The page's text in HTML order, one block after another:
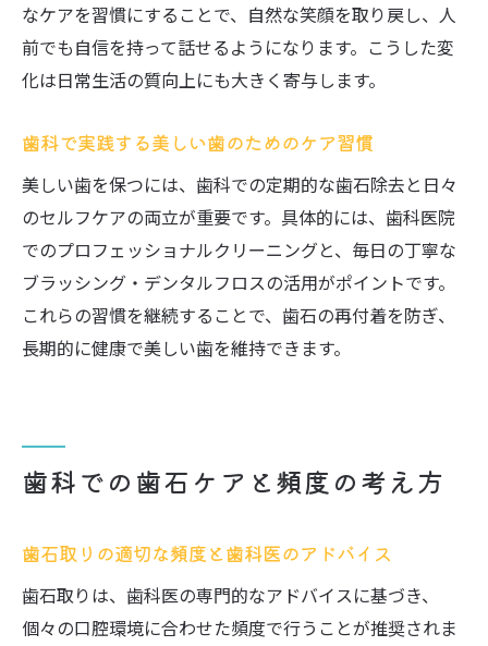
なケアを習慣にすることで、自然な笑顔を取り戻し、人
前でも自信を持って話せるようになります。こうした変
化は日常生活の質向上にも大きく寄与します。
歯科で実践する美しい歯のためのケア習慣
美しい歯を保つには、歯科での定期的な歯石除去と日々
のセルフケアの両立が重要です。具体的には、歯科医院
でのプロフェッショナルクリーニングと、毎日の丁寧な
ブラッシング・デンタルフロスの活用がポイントです。
これらの習慣を継続することで、歯石の再付着を防ぎ、
長期的に健康で美しい歯を維持できます。
歯科での歯石ケアと頻度の考え方
歯石取りの適切な頻度と歯科医のアドバイス
歯石取りは、歯科医の専門的なアドバイスに基づき、
個々の口腔環境に合わせた頻度で行うことが推奨されま